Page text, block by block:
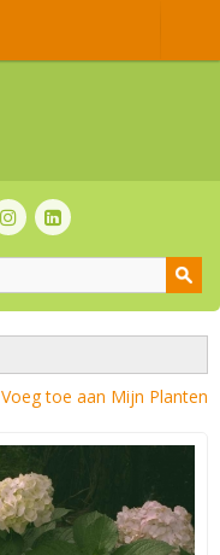
Voeg toe aan Mijn Planten